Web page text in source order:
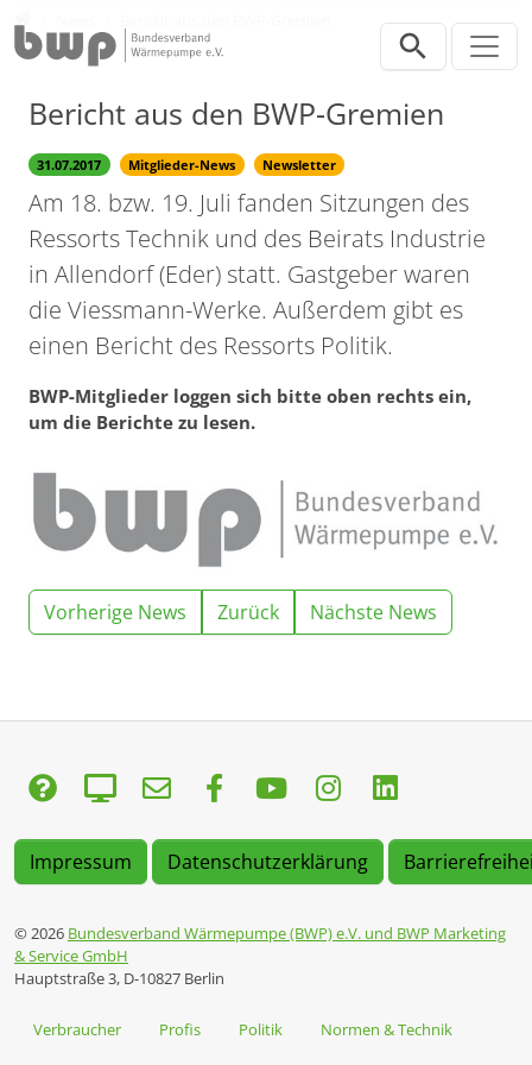
Bericht aus den BWP-Gremien
31.07.2017 Mitglieder-News Newsletter
Am 18. bzw. 19. Juli fanden Sitzungen des
Ressorts Technik und des Beirats Industrie
in Allendorf (Eder) statt. Gastgeber waren
die Viessmann-Werke. Außerdem gibt es
einen Bericht des Ressorts Politik.
BWP-Mitglieder loggen sich bitte oben rechts ein,
um die Berichte zu lesen.
Vorherige News Zurück Nächste News
Impressum Datenschutzerklärung
© 2026 Bundesverband Wärmepumpe (BWP) e.V. und BWP Marketing
& Service GmbH
Hauptstraße 3, D-10827 Berlin
Verbraucher Profis Politik
Normen & Technik